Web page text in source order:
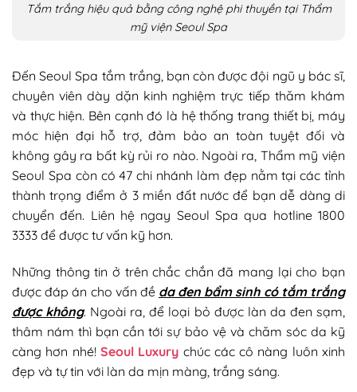
Tắm trắng hiệu quả bằng công nghệ phi thuyền tại Thẩm
mỹ viện Seoul Spa
Đến Seoul Spa tắm trắng, bạn còn được đội ngũ y bác sĩ,
chuyên viên dày dặn kinh nghiệm trực tiếp thăm khám
và thực hiện. Bên cạnh đó là hệ thống trang thiết bị, máy
móc hiện đại hỗ trợ, đảm bảo an toàn tuyệt đối và
không gây ra bất kỳ rủi ro nào. Ngoài ra, Thẩm mỹ viện
Seoul Spa còn có 47 chi nhánh làm đẹp nằm tại các tỉnh
thành trọng điểm ở 3 miền đất nước để bạn dễ dàng di
chuyển đến. Liên hệ ngay Seoul Spa qua hotline 1800
3333 để được tư vấn kỹ hơn.
Những thông tin ở trên chắc chắn đã mang lại cho bạn
được đáp án cho vấn đề da đen bẩm sinh có tắm trắng
được không. Ngoài ra, để loại bỏ được làn da đen sạm,
thâm nám thì bạn cần tới sự bảo vệ và chăm sóc da kỹ
càng hơn nhé! Seoul Luxury chúc các cô nàng luôn xinh
đẹp và tự tin với làn da mịn màng, trắng sáng.